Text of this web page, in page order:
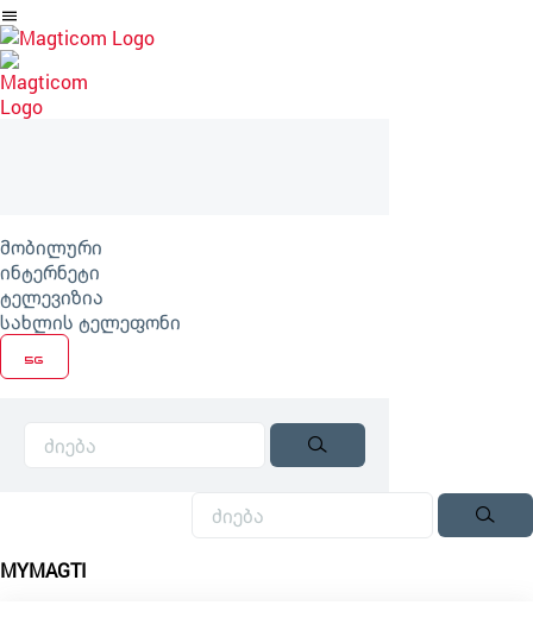
არტიკლზე
გადასვლა
მობილური
ინტერნეტი
ტელევიზია
სახლის ტელეფონი
MYMAGTI